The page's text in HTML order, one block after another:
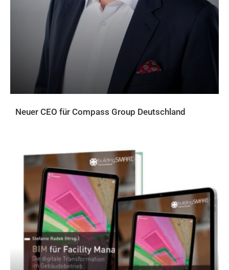
Neuer CEO für Compass Group Deutschland